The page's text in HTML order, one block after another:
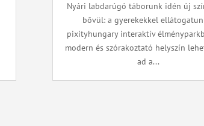
Nyári labdarúgó táborunk idén új
bővül: a gyerekekkel
pixityhungary interaktív
modern és szórakoztató helyszín
ad a...